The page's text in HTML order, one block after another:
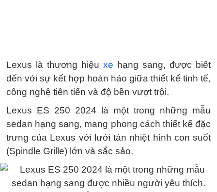
Lexus là thương hiệu xe hạng sang, được biết
đến với sự kết hợp hoàn hảo giữa thiết kế tinh tế,
công nghệ tiên tiến và độ bền vượt trội.
Lexus ES 250 2024 là một trong những mẫu
sedan hạng sang, mang phong cách thiết kế đặc
trưng của Lexus với lưới tản nhiệt hình con suốt
(Spindle Grille) lớn và sắc sảo.